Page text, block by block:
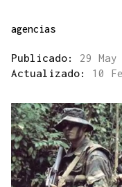
agencias
Publicado: 29
Actualizado: 10